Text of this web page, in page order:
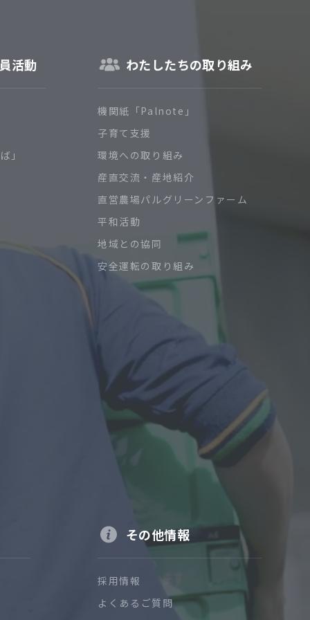
活動
」
わたしたちの取り組み
機関紙「Palnote」
子育て支援
環境への取り組み
産直交流・産地紹介
直営農場パルグリーンファーム
平和活動
地域との協同
安全運転の取り組み
その他情報
採用情報
よくあるご質問